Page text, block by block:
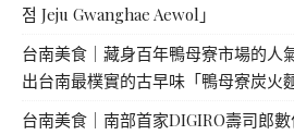
점 Jeju Gwanghae Aewol」
台南美食｜藏身百年鴨母寮市場的人
出台南最樸實的古早味「鴨母寮炭火麵
台南美食｜南部首家DIGIRO壽司郎